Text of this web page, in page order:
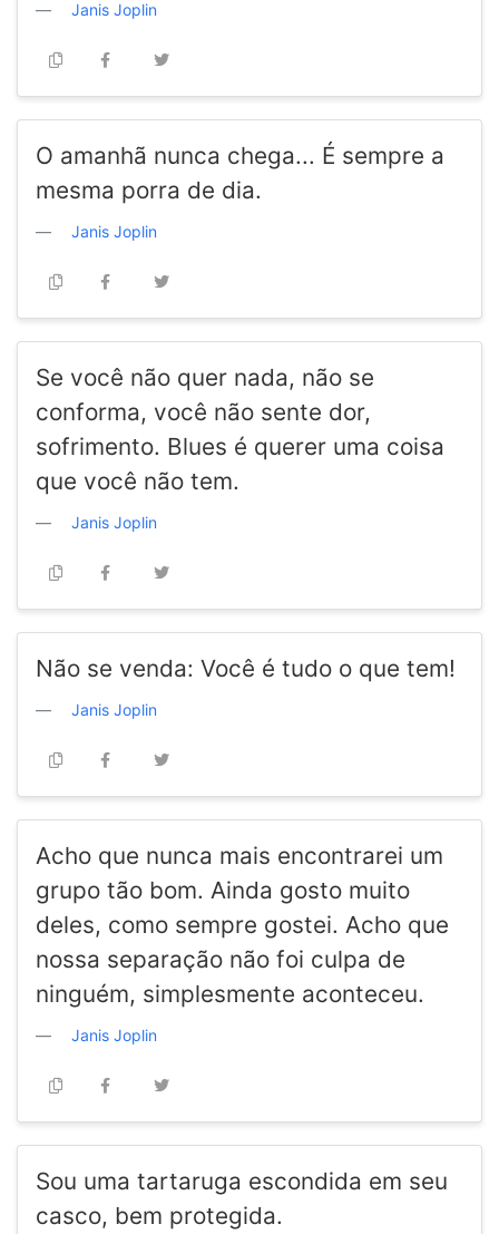
Janis Joplin
O amanhã nunca chega... É sempre a
mesma porra de dia.
Janis Joplin
Se você não quer nada, não se
conforma, você não sente dor,
sofrimento. Blues é querer uma coisa
que você não tem.
Janis Joplin
Não se venda: Você é tudo o que tem!
Janis Joplin
Acho que nunca mais encontrarei um
grupo tão bom. Ainda gosto muito
deles, como sempre gostei. Acho que
nossa separação não foi culpa de
ninguém, simplesmente aconteceu.
Janis Joplin
Sou uma tartaruga escondida em seu
casco, bem protegida.